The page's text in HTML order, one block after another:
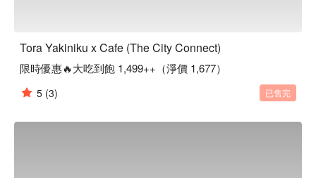
Tora Yakiniku x Cafe (The City Connect)
限時優惠🔥大吃到飽 1,499++（淨價 1,677）
5 (3) 已售完